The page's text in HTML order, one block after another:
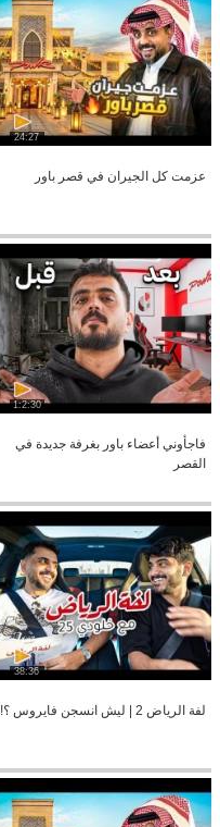
24:27
عزمت كل الجيران في قصر باور
1:2:30
فاجأوني أعضاء باور بغرفة جديدة في
القصر
38:36
لفة الرياض 2 | ليش انسجن فايروس ؟!